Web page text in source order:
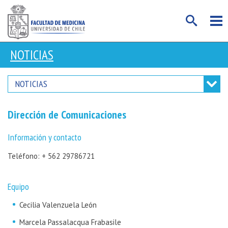
NOTICIAS
NOTICIAS
Dirección de Comunicaciones
Información y contacto
Teléfono: + 562 29786721
Equipo
Cecilia Valenzuela León
Marcela Passalacqua Frabasile